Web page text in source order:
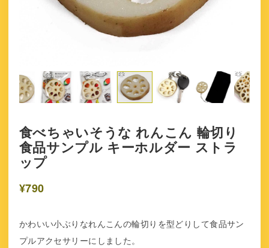
食べちゃいそうな れんこん 輪切り
食品サンプル キーホルダー ストラ
ップ
¥790
かわいい小ぶりなれんこんの輪切りを型どりして食品サン
プルアクセサリーにしました。